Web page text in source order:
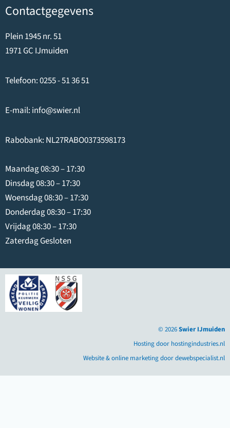
Contactgegevens
Plein 1945 nr. 51
1971 GC IJmuiden
Telefoon:0255 - 51 36 51
E-mail: info@swier.nl
Rabobank: NL27RABO0373598173
Maandag 08:30 – 17:30
Dinsdag 08:30 – 17:30
Woensdag 08:30 – 17:30
Donderdag 08:30 – 17:30
Vrijdag 08:30 – 17:30
Zaterdag Gesloten
© 2026Swier IJmuiden
Hosting door hostingindustries.nl
Website & online marketing door dewebspecialist.nl